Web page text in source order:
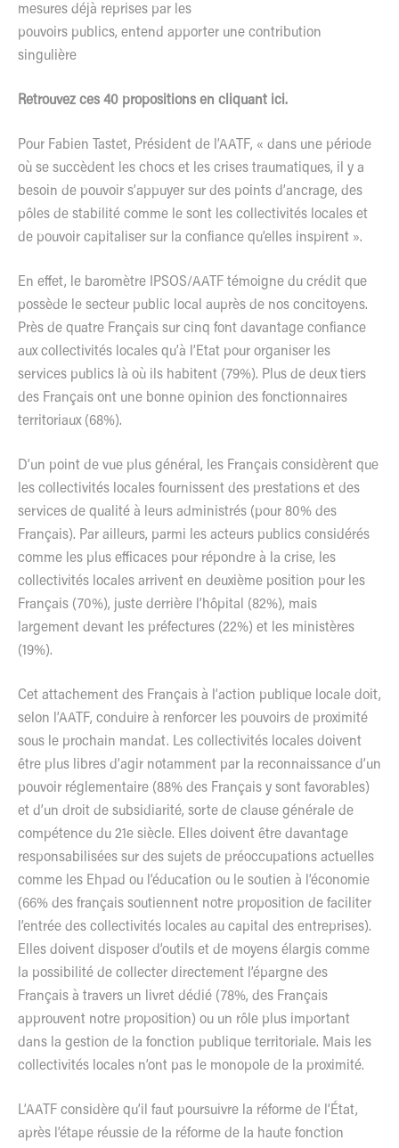
mesures déjà reprises par les
pouvoirs publics, entend apporter une contribution
singulière
Retrouvez ces 40 propositions en cliquant ici.
Pour Fabien Tastet, Président de l’AATF, « dans une période
où se succèdent les chocs et les crises traumatiques, il y a
besoin de pouvoir s’appuyer sur des points d’ancrage, des
pôles de stabilité comme le sont les collectivités locales et
de pouvoir capitaliser sur la confiance qu’elles inspirent ».
En effet, le baromètre IPSOS/AATF témoigne du crédit que
possède le secteur public local auprès de nos concitoyens.
Près de quatre Français sur cinq font davantage confiance
aux collectivités locales qu’à l’Etat pour organiser les
services publics là où ils habitent (79%). Plus de deux tiers
des Français ont une bonne opinion des fonctionnaires
territoriaux (68%).
D’un point de vue plus général, les Français considèrent que
les collectivités locales fournissent des prestations et des
services de qualité à leurs administrés (pour 80% des
Français). Par ailleurs, parmi les acteurs publics considérés
comme les plus efficaces pour répondre à la crise, les
collectivités locales arrivent en deuxième position pour les
Français (70%), juste derrière l’hôpital (82%), mais
largement devant les préfectures (22%) et les ministères
(19%).
Cet attachement des Français à l’action publique locale doit,
selon l’AATF, conduire à renforcer les pouvoirs de proximité
sous le prochain mandat. Les collectivités locales doivent
être plus libres d’agir notamment par la reconnaissance d’un
pouvoir réglementaire (88% des Français y sont favorables)
et d’un droit de subsidiarité, sorte de clause générale de
compétence du 21e siècle. Elles doivent être davantage
responsabilisées sur des sujets de préoccupations actuelles
comme les Ehpad ou l’éducation ou le soutien à l’économie
(66% des français soutiennent notre proposition de faciliter
l’entrée des collectivités locales au capital des entreprises).
Elles doivent disposer d’outils et de moyens élargis comme
la possibilité de collecter directement l’épargne des
Français à travers un livret dédié (78%, des Français
approuvent notre proposition) ou un rôle plus important
dans la gestion de la fonction publique territoriale. Mais les
collectivités locales n’ont pas le monopole de la proximité.
L’AATF considère qu’il faut poursuivre la réforme de l’État,
après l’étape réussie de la réforme de la haute fonction